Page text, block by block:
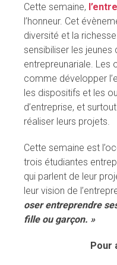
Cette semaine,
l’honneur. Cet
diversité et la
sensibiliser les jeunes
entrepreunariale. Les
comme développer
les dispositifs et les
d’entreprise, et
réaliser leurs projets.
Cette semaine est
trois étudiantes
qui parlent de leur
leur vision de
oser entreprendre
fille ou garçon. »
Pour